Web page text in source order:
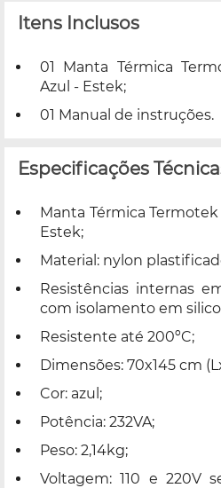
Itens Inclusos
01 Manta Térmica
Azul - Estek;
01 Manual de instruções.
Especificações
Manta Térmica
Estek;
Material: nylon
Resistências internas
com isolamento em
Resistente até 200ºC;
Dimensões: 70x145 cm
Cor: azul;
Potência: 232VA;
Peso: 2,14kg;
Voltagem: 110 e 220V